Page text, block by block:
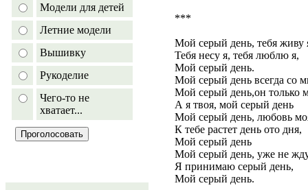
Модели для детей
Летние модели
Вышивку
Рукоделие
Чего-то не
хватает...
***
Мой серый день, тебя живу
Тебя несу я, тебя люблю я,
Мой серый день.
Мой серый день всегда со
Мой серый день,он только
А я твоя, мой серый день
Мой серый день, любовь
К тебе растет день ото дня,
Мой серый день
Мой серый день, уже не
Я принимаю серый день,
Мой серый день.